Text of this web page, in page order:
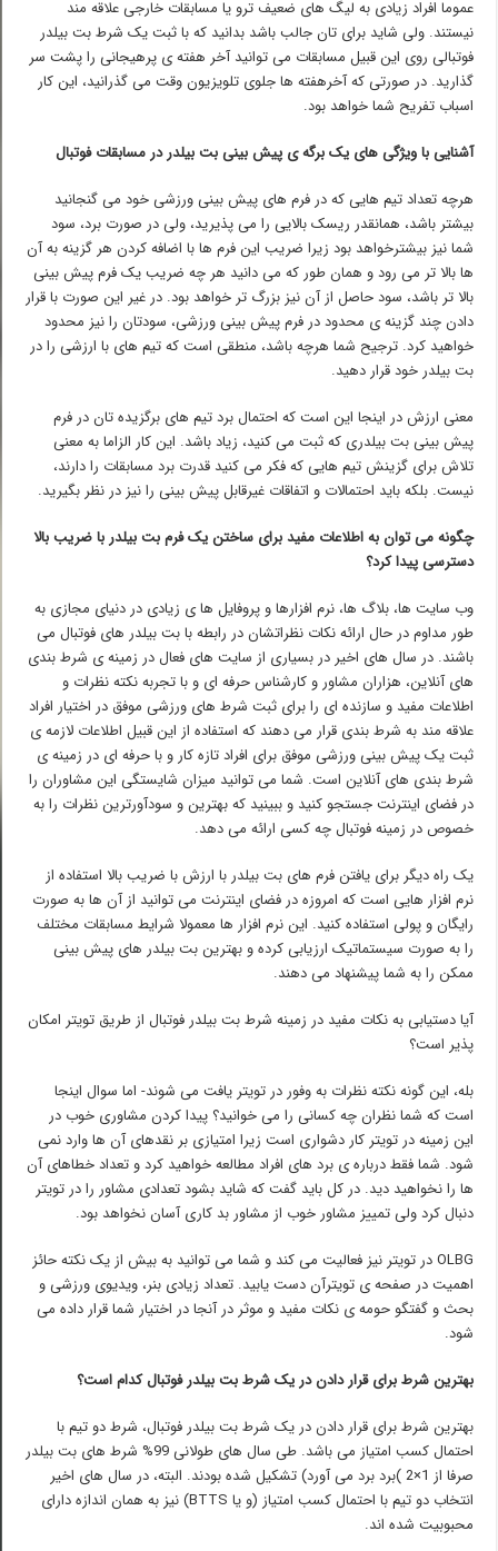
عموما افراد زیادی به لیگ های ضعیف ترو یا مسابقات خارجی علاقه مند
نیستند. ولی شاید برای تان جالب باشد بدانید که با ثبت یک شرط بت بیلدر
فوتبالی روی این قبیل مسابقات می توانید آخر هفته ی پرهیجانی را پشت سر
گذارید. در صورتی که آخرهفته ها جلوی تلویزیون وقت می گذرانید، این کار
اسباب تفریح شما خواهد بود.
آشنایی با ویژگی های یک برگه ی پیش بینی بت بیلدر در مسابقات فوتبال
هرچه تعداد تیم هایی که در فرم های پیش بینی ورزشی خود می گنجانید
بیشتر باشد، همانقدر ریسک بالایی را می پذیرید، ولی در صورت برد، سود
شما نیز بیشترخواهد بود زیرا ضریب این فرم ها با اضافه کردن هر گزینه به آن
ها بالا تر می رود و همان طور که می دانید هر چه ضریب یک فرم پیش بینی
بالا تر باشد، سود حاصل از آن نیز بزرگ تر خواهد بود. در غیر این صورت با قرار
دادن چند گزینه ی محدود در فرم پیش بینی ورزشی، سودتان را نیز محدود
خواهید کرد. ترجیح شما هرچه باشد، منطقی است که تیم های با ارزشی را در
بت بیلدر خود قرار دهید.
معنی ارزش در اینجا این است که احتمال برد تیم های برگزیده تان در فرم
پیش بینی بت بیلدری که ثبت می کنید، زیاد باشد. این کار الزاما به معنی
تلاش برای گزینش تیم هایی که فکر می کنید قدرت برد مسابقات را دارند،
نیست. بلکه باید احتمالات و اتفاقات غیرقابل پیش بینی را نیز در نظر بگیرید.
چگونه می توان به اطلاعات مفید برای ساختن یک فرم بت بیلدر با ضریب بالا
دسترسی پیدا کرد؟
وب سایت ها، بلاگ ها، نرم افزارها و پروفایل ها ی زیادی در دنیای مجازی به
طور مداوم در حال ارائه نکات نظراتشان در رابطه با بت بیلدر های فوتبال می
باشند. در سال های اخیر در بسیاری از سایت های فعال در زمینه ی شرط بندی
های آنلاین، هزاران مشاور و کارشناس حرفه ای و با تجربه نکته نظرات و
اطلاعات مفید و سازنده ای را برای ثبت شرط های ورزشی موفق در اختیار افراد
علاقه مند به شرط بندی قرار می دهند که استفاده از این قبیل اطلاعات لازمه ی
ثبت یک پیش بینی ورزشی موفق برای افراد تازه کار و با حرفه ای در زمینه ی
شرط بندی های آنلاین است. شما می توانید میزان شایستگی این مشاوران را
در فضای اینترنت جستجو کنید و ببینید که بهترین و سودآورترین نظرات را به
خصوص در زمینه فوتبال چه کسی ارائه می دهد.
یک راه دیگر برای یافتن فرم های بت بیلدر با ارزش با ضریب بالا استفاده از
نرم افزار هایی است که امروزه در فضای اینترنت می توانید از آن ها به صورت
رایگان و پولی استفاده کنید. این نرم افزار ها معمولا شرایط مسابقات مختلف
را به صورت سیستماتیک ارزیابی کرده و بهترین بت بیلدر های پیش بینی
ممکن را به شما پیشنهاد می دهند.
آیا دستیابی به نکات مفید در زمینه شرط بت بیلدر فوتبال از طریق تویتر امکان
پذیر است؟
بله، این گونه نکته نظرات به وفور در تویتر یافت می شوند- اما سوال اینجا
است که شما نظران چه کسانی را می خوانید؟ پیدا کردن مشاوری خوب در
این زمینه در تویتر کار دشواری است زیرا امتیازی بر نقدهای آن ها وارد نمی
شود. شما فقط درباره ی برد های افراد مطالعه خواهید کرد و تعداد خطاهای آن
ها را نخواهید دید. در کل باید گفت که شاید بشود تعدادی مشاور را در تویتر
دنبال کرد ولی تمییز مشاور خوب از مشاور بد کاری آسان نخواهد بود.
OLBG در تویتر نیز فعالیت می کند و شما می توانید به بیش از یک نکته حائز
اهمیت در صفحه ی تویترآن دست یابید. تعداد زیادی بنر، ویدیوی ورزشی و
بحث و گفتگو حومه ی نکات مفید و موثر در آنجا در اختیار شما قرار داده می
شود.
بهترین شرط برای قرار دادن در یک شرط بت بیلدر فوتبال کدام است؟
بهترین شرط برای قرار دادن در یک شرط بت بیلدر فوتبال، شرط دو تیم با
احتمال کسب امتیاز می باشد. طی سال های طولانی 99% شرط های بت بیلدر
صرفا از 1×2 )برد برد می آورد) تشکیل شده بودند. البته، در سال های اخیر
انتخاب دو تیم با احتمال کسب امتیاز (و یا BTTS) نیز به همان اندازه دارای
محبوبیت شده اند.